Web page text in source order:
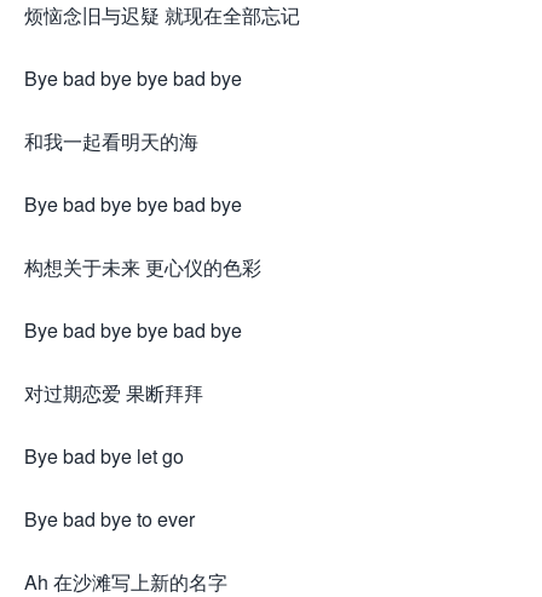
烦恼念旧与迟疑 就现在全部忘记
Bye bad bye bye bad bye
和我一起看明天的海
Bye bad bye bye bad bye
构想关于未来 更心仪的色彩
Bye bad bye bye bad bye
对过期恋爱 果断拜拜
Bye bad bye let go
Bye bad bye to ever
Ah 在沙滩写上新的名字